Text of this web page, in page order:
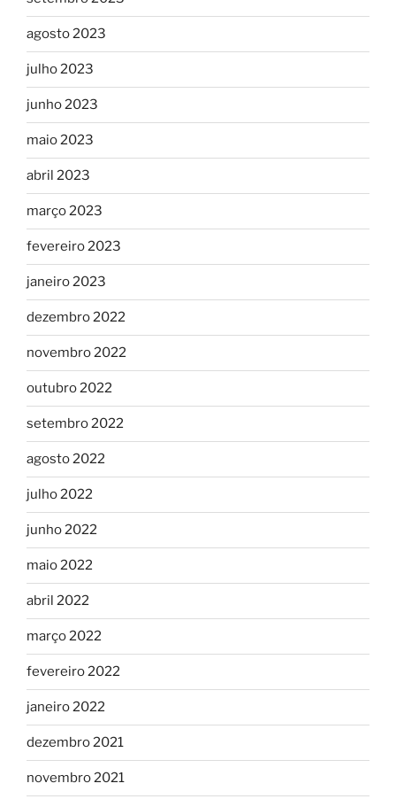
agosto 2023
julho 2023
junho 2023
maio 2023
abril 2023
março 2023
fevereiro 2023
janeiro 2023
dezembro 2022
novembro 2022
outubro 2022
setembro 2022
agosto 2022
julho 2022
junho 2022
maio 2022
abril 2022
março 2022
fevereiro 2022
janeiro 2022
dezembro 2021
novembro 2021